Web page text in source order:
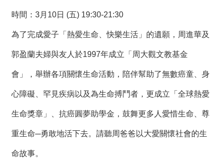
之
聯
絡
我
網
導
時間：3月10日 (五) 19:30-21:30
為了完成愛子「熱愛生命、快樂生活」的遺願，周進華及
郭盈蘭夫婦與友人於1997年成立「周大觀文教基金
會」，舉辦各項關懷生命活動，陪伴幫助了無數癌童、身
心障礙、罕見疾病以及為生命搏鬥者，更成立「全球熱愛
生命獎章」、抗癌圓夢助學金，鼓舞更多人愛惜生命、尊
重生命─勇敢地活下去。請聽周爸爸以大愛關懷社會的生
命故事。